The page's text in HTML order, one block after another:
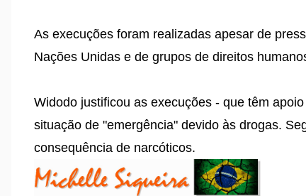
As execuções foram realizadas apesar de
Nações Unidas e de grupos de direitos
Widodo justificou as execuções - que têm
situação de "emergência" devido às drogas.
consequência de narcóticos.